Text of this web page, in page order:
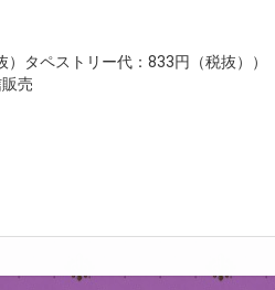
タペストリー代：833円（税抜））
売